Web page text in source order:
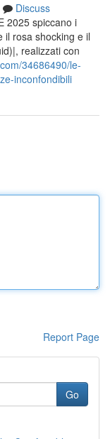
Discuss
2025 spiccano i
il rosa shocking e il
realizzati con
34686490/le-
inconfondibili
Report Page
Go